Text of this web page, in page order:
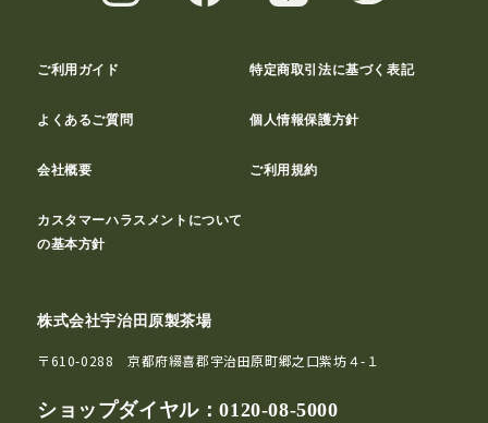
ご利用ガイド 特定商取引法に基づく表記
よくあるご質問 個人情報保護方針
会社概要 ご利用規約
カスタマーハラスメントについて
の基本方針
株式会社宇治田原製茶場
〒610-0288 京都府綴喜郡宇治田原町郷之口紫坊４-１
ショップダイヤル：0120-08-5000